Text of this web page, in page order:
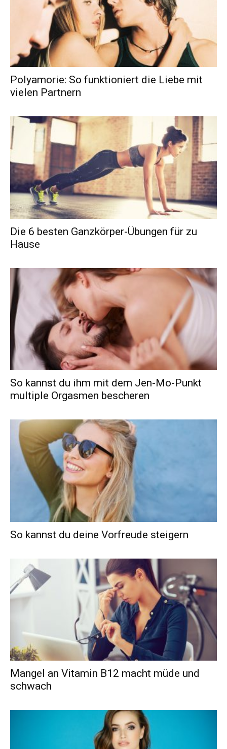
Polyamorie: So funktioniert die Liebe mit
vielen Partnern
Die 6 besten Ganzkörper-Übungen für zu
Hause
So kannst du ihm mit dem Jen-Mo-Punkt
multiple Orgasmen bescheren
So kannst du deine Vorfreude steigern
Mangel an Vitamin B12 macht müde und
schwach